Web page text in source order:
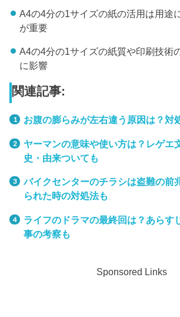
A4の4分の1サイズの紙の活用は用途
が重要
A4の4分の1サイズの紙質や印刷技術
に影響
関連記事:
お腹の膨らみが左右違う原因は？対
ヤーマンの意味や使い方は？レゲエ
史・由来ついても
バイクセンターのチラシは盗難の前
られた時の対処法も
ライフのドラマの最終回は？あらす
事の考察も
Sponsored Links